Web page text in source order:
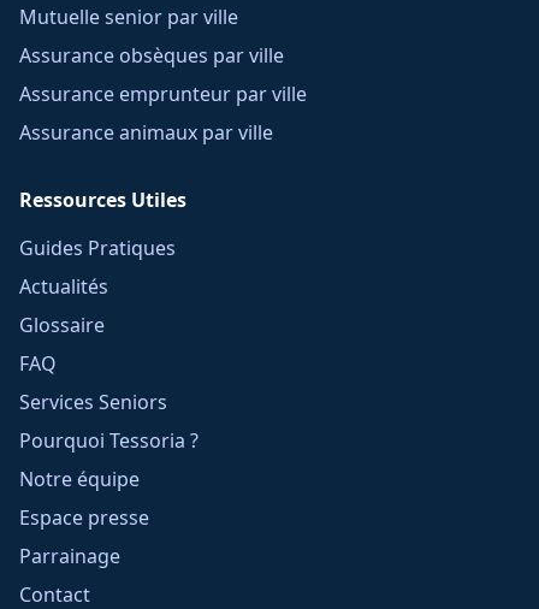
Mutuelle senior par ville
Assurance obsèques par ville
Assurance emprunteur par ville
Assurance animaux par ville
Ressources Utiles
Guides Pratiques
Actualités
Glossaire
FAQ
Services Seniors
Pourquoi Tessoria ?
Notre équipe
Espace presse
Parrainage
Contact